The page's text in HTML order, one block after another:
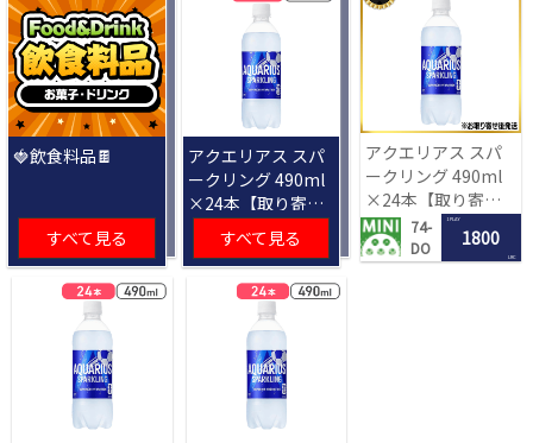
🍓飲食料品🍫
すべて見る
アクエリアス スパ
ークリング 490ml
×24本【取り寄せ
入荷後次第発送】
すべて見る
アクエリアス スパ
ークリング 490ml
×24本【取り寄せ
入荷後次第発送】
74-
DO
1 PLAY
1800
LRC